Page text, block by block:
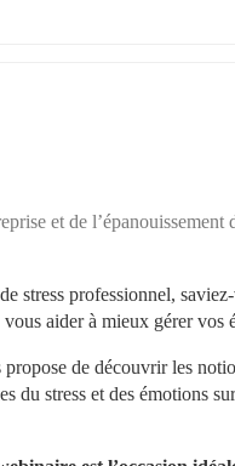
et de
stress professionnel,
aider à mieux gérer
de découvrir les
du stress et des émotions